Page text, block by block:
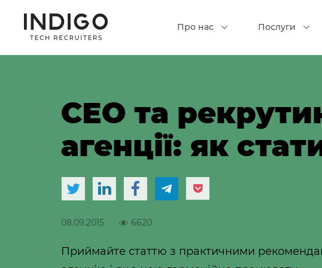
Про нас Послуги
СЕО та
агенції: як
08.09.2015 6620
Приймайте статтю з практичними